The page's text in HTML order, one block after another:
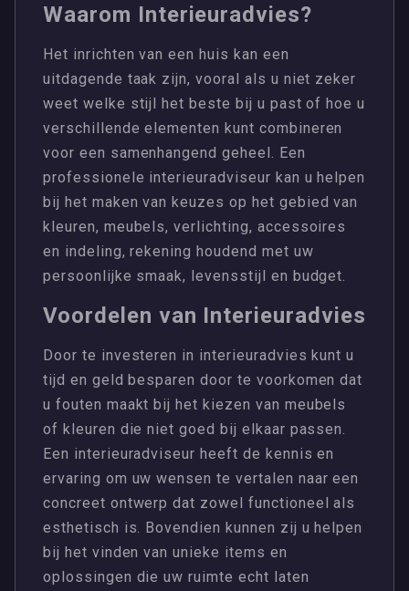
Waarom Interieuradvies?
Het inrichten van een huis kan een
uitdagende taak zijn, vooral als u niet zeker
weet welke stijl het beste bij u past of hoe u
verschillende elementen kunt combineren
voor een samenhangend geheel. Een
professionele interieuradviseur kan u helpen
bij het maken van keuzes op het gebied van
kleuren, meubels, verlichting, accessoires
en indeling, rekening houdend met uw
persoonlijke smaak, levensstijl en budget.
Voordelen van Interieuradvies
Door te investeren in interieuradvies kunt u
tijd en geld besparen door te voorkomen dat
u fouten maakt bij het kiezen van meubels
of kleuren die niet goed bij elkaar passen.
Een interieuradviseur heeft de kennis en
ervaring om uw wensen te vertalen naar een
concreet ontwerp dat zowel functioneel als
esthetisch is. Bovendien kunnen zij u helpen
bij het vinden van unieke items en
oplossingen die uw ruimte echt laten